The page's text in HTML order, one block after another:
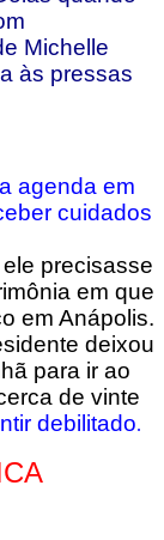
Michelle
às pressas
agenda em
cuidados
precisasse
em que
em Anápolis.
deixou
para ir ao
de vinte
debilitado.